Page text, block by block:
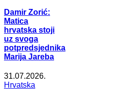
Damir Zorić:
Matica
hrvatska stoji
uz svoga
potpredsjednika
Marija Jareba
31.07.2026.
Hrvatska